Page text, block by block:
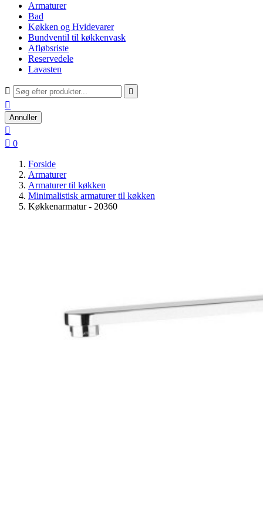
Armaturer
Bad
Køkken og Hvidevarer
Bundventil til køkkenvask
Afløbsriste
Reservedele
Lavasten
 

Annuller

 0
Forside
Armaturer
Armaturer til køkken
Minimalistisk armaturer til køkken
Køkkenarmatur - 20360